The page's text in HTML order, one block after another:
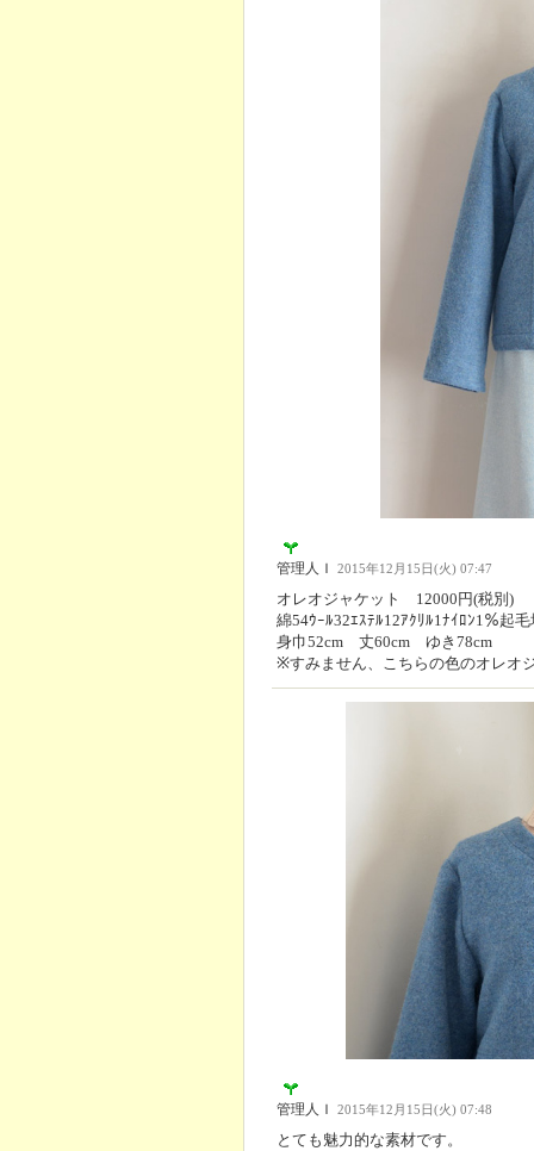
管理人Ｉ 2015年12月15日(火) 07:47
オレオジャケット 12000円(税別)
綿54ｳｰﾙ32ｴｽﾃﾙ12ｱｸﾘﾙ1ﾅｲﾛﾝ1％起
身巾52cm 丈60cm ゆき78cm
※すみません、こちらの色のオレオ
管理人Ｉ 2015年12月15日(火) 07:48
とても魅力的な素材です。